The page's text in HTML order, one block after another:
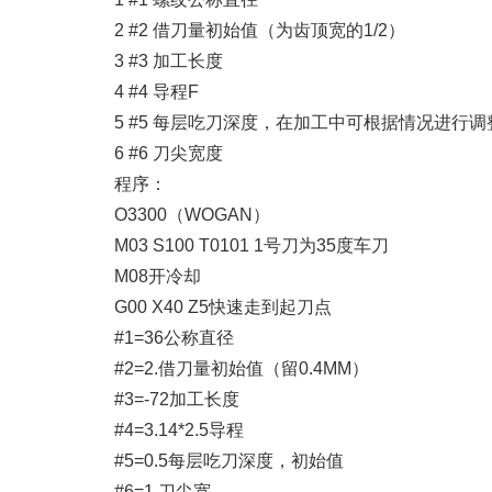
2 #2 借刀量初始值（为齿顶宽的1/2）
3#3 加工长度
4#4 导程F
5#5 每层吃刀深度，在加工中可根据情况进行调
6#6 刀尖宽度
程序：
O3300（WOGAN）
M03 S100 T0101 1号刀为35度车刀
M08开冷却
G00 X40 Z5快速走到起刀点
#1=36公称直径
#2=2.借刀量初始值（留0.4MM）
#3=-72加工长度
#4=3.14*2.5导程
#5=0.5每层吃刀深度，初始值